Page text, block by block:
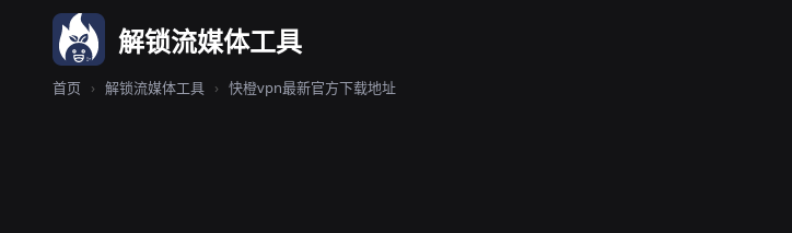
解锁流媒体工具
首页 › 解锁流媒体工具 › 快橙vpn最新官方下载地址